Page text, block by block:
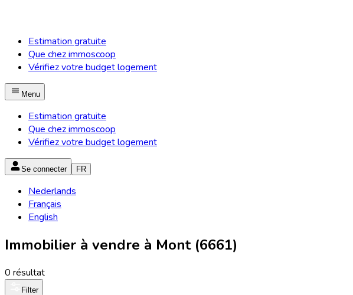
Estimation gratuite
Que chez immoscoop
Vérifiez votre budget logement
Menu
Estimation gratuite
Que chez immoscoop
Vérifiez votre budget logement
Se connecter FR
Nederlands
Français
English
Immobilier à vendre à Mont (6661)
0 résultat
Filter